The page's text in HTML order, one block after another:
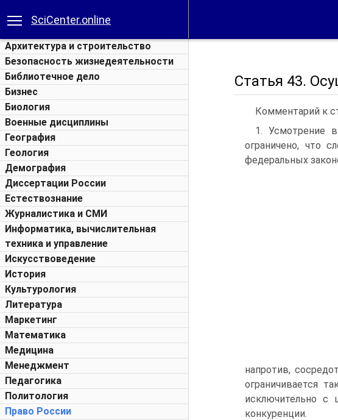
SciCenter.online
Архитектура и строительство
Безопасность жизнедеятельности
Библиотечное дело
Бизнес
Биология
Военные дисциплины
География
Геология
Демография
Диссертации России
Естествознание
Журналистика и СМИ
Информатика, вычислительная
техника и управление
Искусствоведение
История
Культурология
Литература
Маркетинг
Математика
Медицина
Менеджмент
Педагогика
Политология
Право России
Статья 43.
Комментарий к
1. Усмотрение
ограничено, что
федеральных
напротив,
ограничивается
исключительно с
конкуренции.